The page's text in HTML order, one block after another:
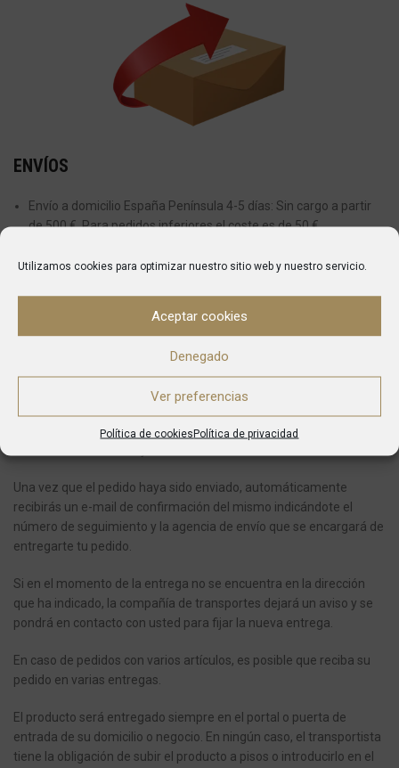
Utilizamos cookies para optimizar nuestro sitio web y nuestro servicio.
Aceptar cookies
Denegado
Ver preferencias
Política de cookiesPolítica de privacidad
ENVÍOS
Envío a domicilio España Península 4-5 días: Sin cargo a partir
de 500 €. Para pedidos inferiores el coste es de 50 €
de 800 €. Para pedidos inferiores el coste es de 75€
ENTREGAS
aproximado en recibir el pedido es de entre 5 y 7 días para envíos
Una vez que el pedido haya sido enviado, automáticamente
recibirás un e-mail de confirmación del mismo indicándote el
número de seguimiento y la agencia de envío que se encargará de
entregarte tu pedido.
Si en el momento de la entrega no se encuentra en la dirección
que ha indicado, la compañía de transportes dejará un aviso y se
pondrá en contacto con usted para fijar la nueva entrega.
En caso de pedidos con varios artículos, es posible que reciba su
pedido en varias entregas.
El producto será entregado siempre en el portal o puerta de
entrada de su domicilio o negocio. En ningún caso, el transportista
tiene la obligación de subir el producto a pisos o introducirlo en el